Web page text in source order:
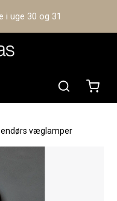
i uge 30 og 31
væglamper